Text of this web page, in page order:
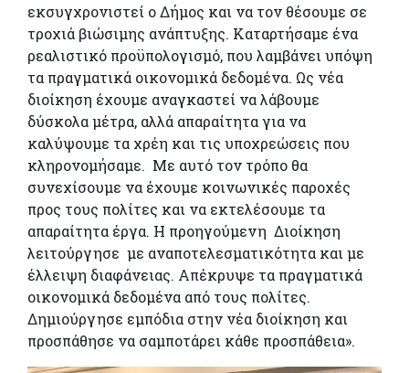
εκσυγχρονιστεί ο Δήμος και να τον θέσουμε σε
τροχιά βιώσιμης ανάπτυξης. Καταρτήσαμε ένα
ρεαλιστικό προϋπολογισμό, που λαμβάνει υπόψη
τα πραγματικά οικονομικά δεδομένα. Ως νέα
διοίκηση έχουμε αναγκαστεί να λάβουμε
δύσκολα μέτρα, αλλά απαραίτητα για να
καλύψουμε τα χρέη και τις υποχρεώσεις που
κληρονομήσαμε. Με αυτό τον τρόπο θα
συνεχίσουμε να έχουμε κοινωνικές παροχές
προς τους πολίτες και να εκτελέσουμε τα
απαραίτητα έργα. Η προηγούμενη Διοίκηση
λειτούργησε με αναποτελεσματικότητα και με
έλλειψη διαφάνειας. Απέκρυψε τα πραγματικά
οικονομικά δεδομένα από τους πολίτες.
Δημιούργησε εμπόδια στην νέα διοίκηση και
προσπάθησε να σαμποτάρει κάθε προσπάθεια».